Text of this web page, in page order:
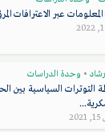
عبر الاعترافات
• وحدة الدراسات
التوترات السياسية بين